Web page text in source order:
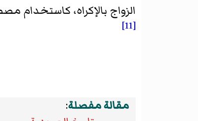
الزواج بالإكراه،
[11]
مقالة مفصلة: